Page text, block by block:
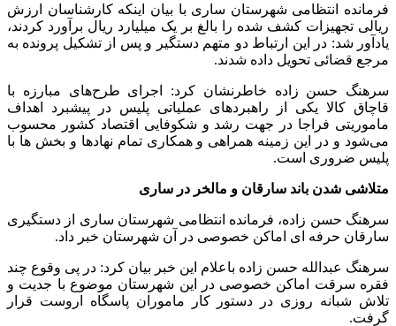
فرمانده انتظامی شهرستان ساری با بیان اینکه کارشناسان ارزش
ریالی تجهیزات کشف شده را بالغ بر یک میلیارد ریال برآورد کردند،
یادآور شد: در این ارتباط دو متهم دستگیر و پس از تشکیل پرونده به
مرجع قضائی تحویل داده شدند.
سرهنگ حسن زاده خاطرنشان کرد: اجرای طرح‌های مبارزه با
قاچاق کالا یکی از راهبردهای عملیاتی پلیس در پیشبرد اهداف
ماموریتی فراجا در جهت رشد و شکوفایی اقتصاد کشور محسوب
می‌شود و در این زمینه همراهی و همکاری تمام نهادها و بخش ها با
پلیس ضروری است.
متلاشی شدن باند سارقان و مالخر در ساری
سرهنگ حسن زاده، فرمانده انتظامی شهرستان ساری از دستگیری
سارقان حرفه ای اماکن خصوصی در آن شهرستان خبر داد.
سرهنگ عبدالله حسن زاده باعلام این خبر بیان کرد: در پی وقوع چند
فقره سرقت اماکن خصوصی در این شهرستان موضوع با جدیت و
تلاش شبانه روزی در دستور کار ماموران پاسگاه اروست قرار
گرفت.